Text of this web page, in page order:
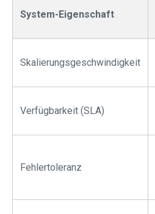
System-Eigenschaft
Skalierungsgeschwindigkeit
Verfügbarkeit (SLA)
Fehlertoleranz